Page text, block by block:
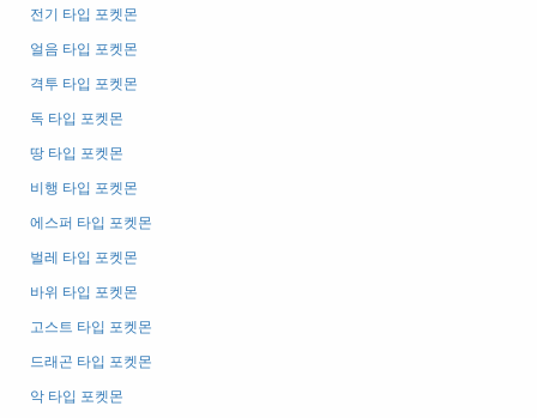
전기 타입 포켓몬
얼음 타입 포켓몬
격투 타입 포켓몬
독 타입 포켓몬
땅 타입 포켓몬
비행 타입 포켓몬
에스퍼 타입 포켓몬
벌레 타입 포켓몬
바위 타입 포켓몬
고스트 타입 포켓몬
드래곤 타입 포켓몬
악 타입 포켓몬